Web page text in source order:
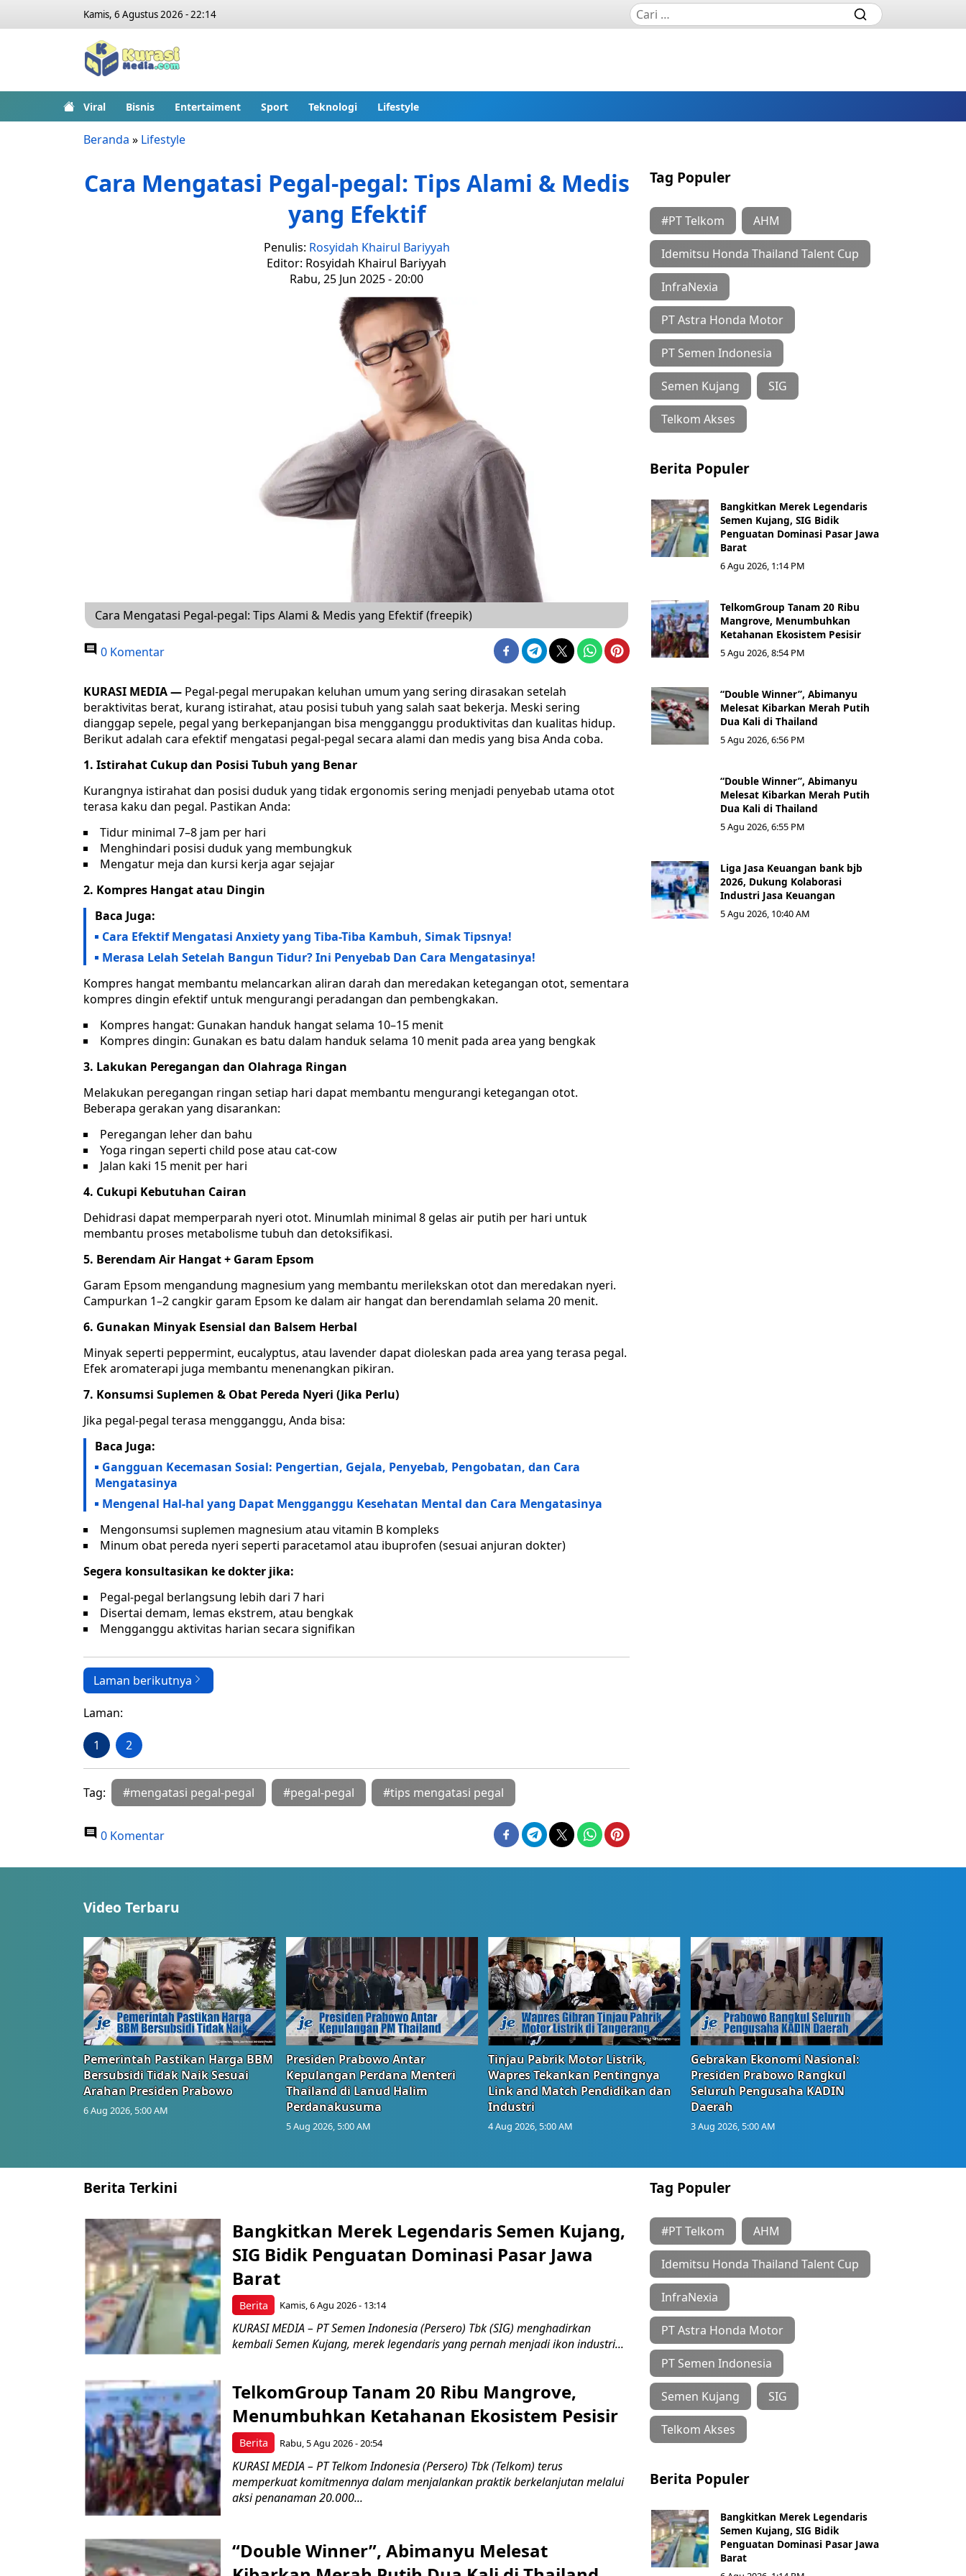
Kamis, 6 Agustus 2026 - 22:14
Viral Bisnis Entertaiment Sport Teknologi Lifestyle
Beranda » Lifestyle
Cara Mengatasi Pegal-pegal: Tips Alami & Medis
yang Efektif
Penulis: Rosyidah Khairul Bariyyah
Editor: Rosyidah Khairul Bariyyah
Rabu, 25 Jun 2025 - 20:00
Cara Mengatasi Pegal-pegal: Tips Alami & Medis yang Efektif (freepik)
0 Komentar
KURASI MEDIA — Pegal-pegal merupakan keluhan umum yang sering dirasakan setelah
beraktivitas berat, kurang istirahat, atau posisi tubuh yang salah saat bekerja. Meski sering
dianggap sepele, pegal yang berkepanjangan bisa mengganggu produktivitas dan kualitas hidup.
Berikut adalah cara efektif mengatasi pegal-pegal secara alami dan medis yang bisa Anda coba.
1. Istirahat Cukup dan Posisi Tubuh yang Benar
Kurangnya istirahat dan posisi duduk yang tidak ergonomis sering menjadi penyebab utama otot
terasa kaku dan pegal. Pastikan Anda:
Tidur minimal 7–8 jam per hari
Menghindari posisi duduk yang membungkuk
Mengatur meja dan kursi kerja agar sejajar
2. Kompres Hangat atau Dingin
Baca Juga:
Cara Efektif Mengatasi Anxiety yang Tiba-Tiba Kambuh, Simak Tipsnya!
Merasa Lelah Setelah Bangun Tidur? Ini Penyebab Dan Cara Mengatasinya!
Kompres hangat membantu melancarkan aliran darah dan meredakan ketegangan otot, sementara
kompres dingin efektif untuk mengurangi peradangan dan pembengkakan.
Kompres hangat: Gunakan handuk hangat selama 10–15 menit
Kompres dingin: Gunakan es batu dalam handuk selama 10 menit pada area yang bengkak
3. Lakukan Peregangan dan Olahraga Ringan
Melakukan peregangan ringan setiap hari dapat membantu mengurangi ketegangan otot.
Beberapa gerakan yang disarankan:
Peregangan leher dan bahu
Yoga ringan seperti child pose atau cat-cow
Jalan kaki 15 menit per hari
4. Cukupi Kebutuhan Cairan
Dehidrasi dapat memperparah nyeri otot. Minumlah minimal 8 gelas air putih per hari untuk
membantu proses metabolisme tubuh dan detoksifikasi.
5. Berendam Air Hangat + Garam Epsom
Garam Epsom mengandung magnesium yang membantu merilekskan otot dan meredakan nyeri.
Campurkan 1–2 cangkir garam Epsom ke dalam air hangat dan berendamlah selama 20 menit.
6. Gunakan Minyak Esensial dan Balsem Herbal
Minyak seperti peppermint, eucalyptus, atau lavender dapat dioleskan pada area yang terasa pegal.
Efek aromaterapi juga membantu menenangkan pikiran.
7. Konsumsi Suplemen & Obat Pereda Nyeri (Jika Perlu)
Jika pegal-pegal terasa mengganggu, Anda bisa:
Baca Juga:
Gangguan Kecemasan Sosial: Pengertian, Gejala, Penyebab, Pengobatan, dan Cara
Mengatasinya
Mengenal Hal-hal yang Dapat Mengganggu Kesehatan Mental dan Cara Mengatasinya
Mengonsumsi suplemen magnesium atau vitamin B kompleks
Minum obat pereda nyeri seperti paracetamol atau ibuprofen (sesuai anjuran dokter)
Segera konsultasikan ke dokter jika:
Pegal-pegal berlangsung lebih dari 7 hari
Disertai demam, lemas ekstrem, atau bengkak
Mengganggu aktivitas harian secara signifikan
Laman berikutnya
Laman:
1 2
Tag: #mengatasi pegal-pegal #pegal-pegal #tips mengatasi pegal
0 Komentar
Tag Populer
#PT Telkom AHM
Idemitsu Honda Thailand Talent Cup
InfraNexia
PT Astra Honda Motor
PT Semen Indonesia
Semen Kujang SIG
Telkom Akses
Berita Populer
Bangkitkan Merek Legendaris
Semen Kujang, SIG Bidik
Penguatan Dominasi Pasar Jawa
Barat
6 Agu 2026, 1:14 PM
TelkomGroup Tanam 20 Ribu
Mangrove, Menumbuhkan
Ketahanan Ekosistem Pesisir
5 Agu 2026, 8:54 PM
“Double Winner”, Abimanyu
Melesat Kibarkan Merah Putih
Dua Kali di Thailand
5 Agu 2026, 6:56 PM
“Double Winner”, Abimanyu
Melesat Kibarkan Merah Putih
Dua Kali di Thailand
5 Agu 2026, 6:55 PM
Liga Jasa Keuangan bank bjb
2026, Dukung Kolaborasi
Industri Jasa Keuangan
5 Agu 2026, 10:40 AM
Video Terbaru
Pemerintah Pastikan Harga BBM
Bersubsidi Tidak Naik Sesuai
Arahan Presiden Prabowo
6 Aug 2026, 5:00 AM
Presiden Prabowo Antar
Kepulangan Perdana Menteri
Thailand di Lanud Halim
Perdanakusuma
5 Aug 2026, 5:00 AM
Tinjau Pabrik Motor Listrik,
Wapres Tekankan Pentingnya
Link and Match Pendidikan dan
Industri
4 Aug 2026, 5:00 AM
Gebrakan Ekonomi Nasional:
Presiden Prabowo Rangkul
Seluruh Pengusaha KADIN
Daerah
3 Aug 2026, 5:00 AM
Berita Terkini
Berita
Bangkitkan Merek Legendaris Semen Kujang,
SIG Bidik Penguatan Dominasi Pasar Jawa
Barat
Kamis, 6 Agu 2026 - 13:14
KURASI MEDIA – PT Semen Indonesia (Persero) Tbk (SIG) menghadirkan
kembali Semen Kujang, merek legendaris yang pernah menjadi ikon industri...
Berita
TelkomGroup Tanam 20 Ribu Mangrove,
Menumbuhkan Ketahanan Ekosistem Pesisir
Rabu, 5 Agu 2026 - 20:54
KURASI MEDIA – PT Telkom Indonesia (Persero) Tbk (Telkom) terus
memperkuat komitmennya dalam menjalankan praktik berkelanjutan melalui
aksi penanaman 20.000...
“Double Winner”, Abimanyu Melesat
Tag Populer
#PT Telkom AHM
Idemitsu Honda Thailand Talent Cup
InfraNexia
PT Astra Honda Motor
PT Semen Indonesia
Semen Kujang SIG
Telkom Akses
Berita Populer
Bangkitkan Merek Legendaris
Semen Kujang, SIG Bidik
Penguatan Dominasi Pasar Jawa
Barat